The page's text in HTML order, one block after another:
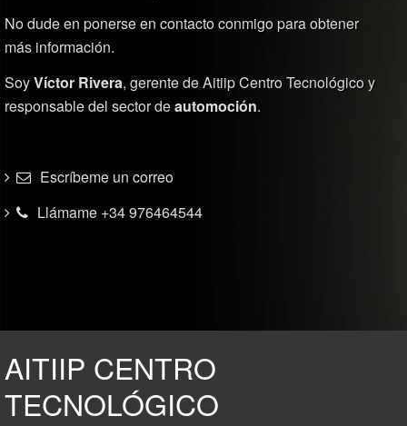
No dude en ponerse en contacto conmigo para obtener
más información.
SoyVíctor Rivera, gerente de Aitiip Centro Tecnológico y
responsable del sector deautomoción.
Escríbeme un correo
Llámame +34 976464544
AITIIP CENTRO
TECNOLÓGICO